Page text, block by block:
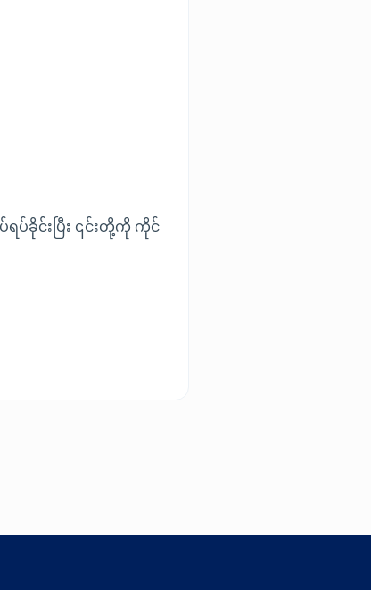
ခိုင်းပြီး ၎င်းတို့ကို ကိုင်